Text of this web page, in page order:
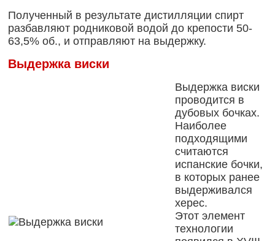
Полученный в результате дистилляции спирт
разбавляют родниковой водой до крепости 50-
63,5% об., и отправляют на выдержку.
Выдержка виски
Выдержка виски
проводится в
дубовых бочках.
Наиболее
подходящими
считаются
испанские бочки,
в которых ранее
выдерживался
херес.
Этот элемент
технологии